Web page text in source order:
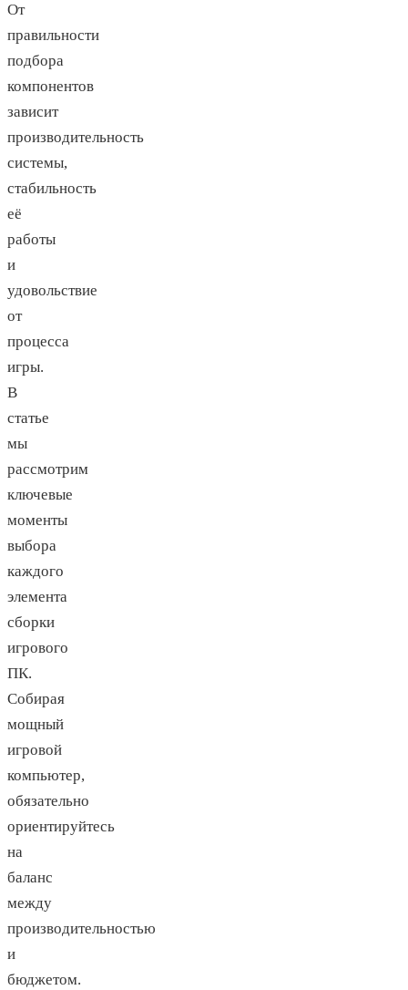
От
правильности
подбора
компонентов
зависит
производительность
системы,
стабильность
её
работы
и
удовольствие
от
процесса
игры.
В
статье
мы
рассмотрим
ключевые
моменты
выбора
каждого
элемента
сборки
игрового
ПК.
Собирая
мощный
игровой
компьютер,
обязательно
ориентируйтесь
на
баланс
между
производительностью
и
бюджетом.